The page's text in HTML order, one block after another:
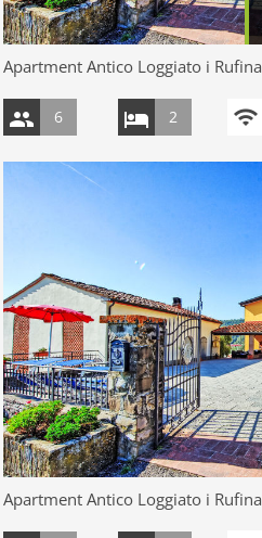
Apartment Antico Loggiato i Rufina
6 2
Apartment Antico Loggiato i Rufina